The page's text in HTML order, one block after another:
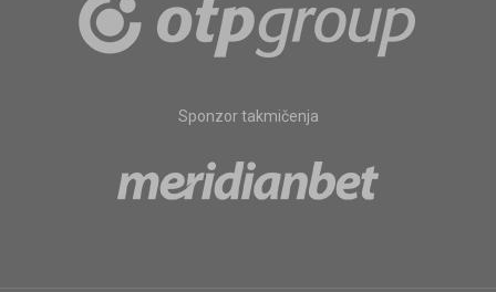
Sponzor takmičenja